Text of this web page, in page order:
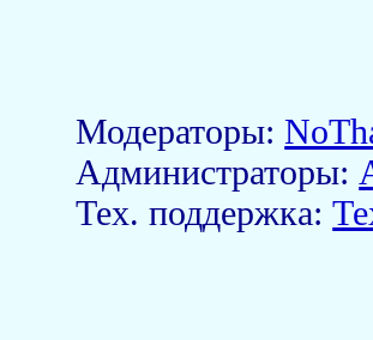
Модераторы:
Aдминистраторы:
Тех. поддержка: